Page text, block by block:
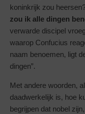
koninkrijk zou
zou ik alle dingen
verwarde discipel
waarop Confucius
naam benoemen, ligt
dingen”.
Met andere woorden,
daadwerkelijk is, hoe
begrijpen dat nobel